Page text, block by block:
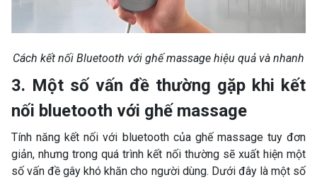
Cách kết nối Bluetooth với ghế massage hiệu quả và nhanh
3. Một số vấn đề thường gặp khi kết
nối bluetooth với ghế massage
Tính năng kết nối với bluetooth của ghế massage tuy đơn
giản, nhưng trong quá trình kết nối thường sẽ xuất hiện một
số vấn đề gây khó khăn cho người dùng. Dưới đây là một số